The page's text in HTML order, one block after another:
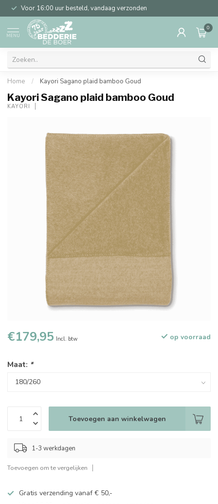
Voor 16:00 uur besteld, vandaag verzonden
MENU
0
Home / Kayori Sagano plaid bamboo Goud
Kayori Sagano plaid bamboo Goud
KAYORI
€179,95 Incl. btw op voorraad
Maat: *
Toevoegen aan winkelwagen
1-3 werkdagen
Toevoegen om te vergelijken
Gratis verzending vanaf € 50,-